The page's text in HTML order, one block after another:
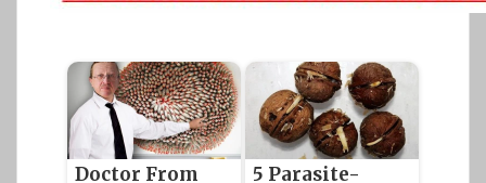
Doctor From
5 Parasite-